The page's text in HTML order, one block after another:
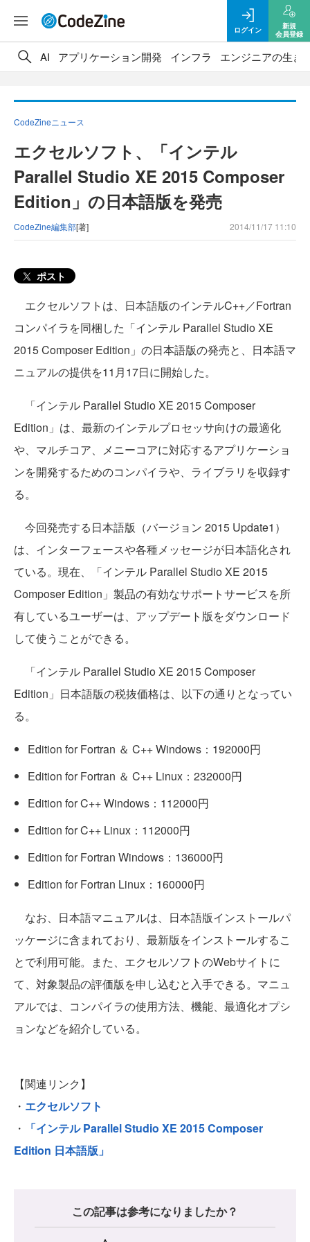
ログイン
新規
会員登録
AI アプリケーション開発 インフラ エンジニアの生き
CodeZineニュース
エクセルソフト、「インテル
Parallel Studio XE 2015 Composer
Edition」の日本語版を発売
CodeZine編集部[著] 2014/11/17 11:10
ポスト
エクセルソフトは、日本語版のインテルC++／Fortran
コンパイラを同梱した「インテル Parallel Studio XE
2015 Composer Edition」の日本語版の発売と、日本語マ
ニュアルの提供を11月17日に開始した。
「インテル Parallel Studio XE 2015 Composer
Edition」は、最新のインテルプロセッサ向けの最適化
や、マルチコア、メニーコアに対応するアプリケーショ
ンを開発するためのコンパイラや、ライブラリを収録す
る。
今回発売する日本語版（バージョン 2015 Update1）
は、インターフェースや各種メッセージが日本語化され
ている。現在、「インテル Parallel Studio XE 2015
Composer Edition」製品の有効なサポートサービスを所
有しているユーザーは、アップデート版をダウンロード
して使うことができる。
「インテル Parallel Studio XE 2015 Composer
Edition」日本語版の税抜価格は、以下の通りとなってい
る。
Edition for Fortran ＆ C++ Windows：192000円
Edition for Fortran ＆ C++ Linux：232000円
Edition for C++ Windows：112000円
Edition for C++ Linux：112000円
Edition for Fortran Windows：136000円
Edition for Fortran Linux：160000円
なお、日本語マニュアルは、日本語版インストールパ
ッケージに含まれており、最新版をインストールするこ
とで利用可能。また、エクセルソフトのWebサイトに
て、対象製品の評価版を申し込むと入手できる。マニュ
アルでは、コンパイラの使用方法、機能、最適化オプシ
ョンなどを紹介している。
【関連リンク】
・ エクセルソフト
・
「インテル Parallel Studio XE 2015 Composer
Edition 日本語版」
この記事は参考になりましたか？